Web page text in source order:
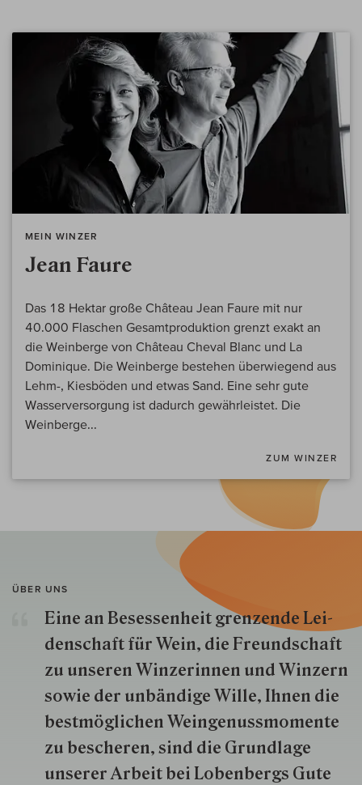
MEIN WINZER
Jean Faure
Das 18 Hektar große Château Jean Faure mit nur
40.000 Flaschen Gesamtproduktion grenzt exakt an
die Weinberge von Château Cheval Blanc und La
Dominique. Die Weinberge bestehen überwiegend aus
Lehm-, Kiesböden und etwas Sand. Eine sehr gute
Wasserversorgung ist dadurch gewährleistet. Die
Weinberge...
ZUM WINZER
ÜBER UNS
Eine an Besessenheit gren­zende Lei­
den­schaft für Wein, die Freund­schaft
zu unseren Win­zer­innen und Win­zern
so­wie der un­bän­dige Wille, Ihnen die
best­mög­lich­en Wein­genuss­momente
zu besche­ren, sind die Grund­lage
unserer Arbeit bei Lobenbergs Gute